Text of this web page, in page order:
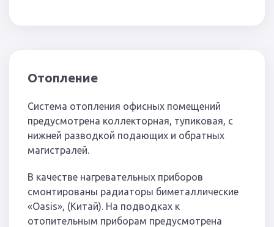
Отопление
Система отопления офисных помещений
предусмотрена коллекторная, тупиковая, с
нижней разводкой подающих и обратных
магистралей.
В качестве нагревательных приборов
смонтированы радиаторы биметаллические
«Оаsis», (Китай). На подводках к
отопительным приборам предусмотрена